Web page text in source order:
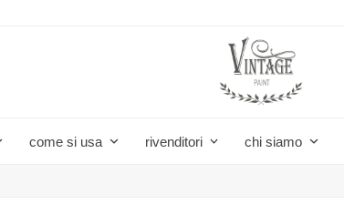
come si usa rivenditori chi siamo